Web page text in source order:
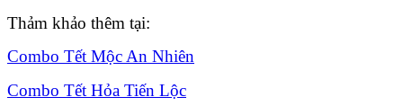
Thảm khảo thêm tại:
Combo Tết Mộc An Nhiên
Combo Tết Hỏa Tiến Lộc